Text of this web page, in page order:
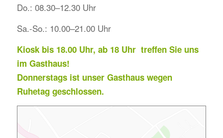
Do.: 08.30–12.30 Uhr
Sa.-So.: 10.00–21.00 Uhr
Kiosk bis 18.00 Uhr, ab 18 Uhr treffen Sie uns
im Gasthaus!
Donnerstags ist unser Gasthaus wegen
Ruhetag geschlossen.